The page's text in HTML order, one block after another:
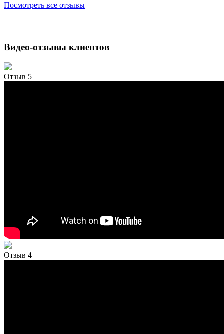
Посмотреть все отзывы
Видео-отзывы клиентов
Отзыв 5
Отзыв 4